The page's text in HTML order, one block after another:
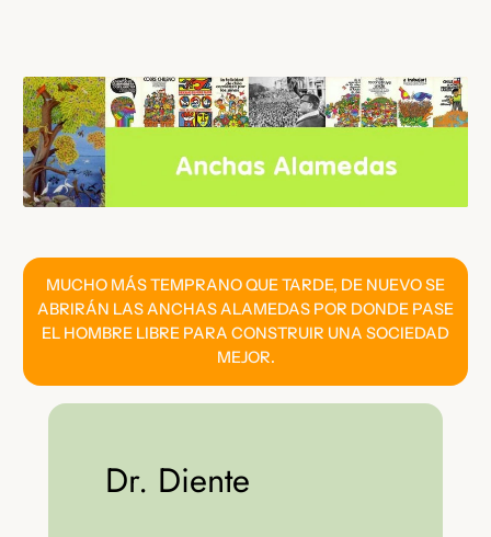
contenido
MUCHO MÁS TEMPRANO QUE TARDE, DE NUEVO SE
ABRIRÁN LAS ANCHAS ALAMEDAS POR DONDE PASE
EL HOMBRE LIBRE PARA CONSTRUIR UNA SOCIEDAD
MEJOR.
Dr. Diente